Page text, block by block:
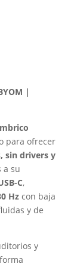
|
para ofrecer
sin drivers y
a su
C,
Hzcon baja
y de
y